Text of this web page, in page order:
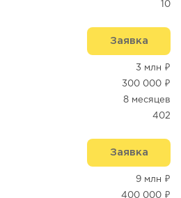
10
Заявка
3 млн ₽
300 000 ₽
8 месяцев
402
Заявка
9 млн ₽
400 000 ₽